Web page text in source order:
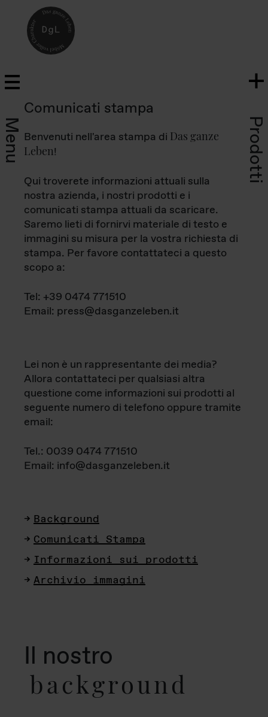
Menu Prodotti
Comunicati stampa
Benvenuti nell'area stampa di Das ganze
Leben!
Qui troverete informazioni attuali sulla
nostra azienda, i nostri prodotti e i
comunicati stampa attuali da scaricare.
Saremo lieti di fornirvi materiale di testo e
immagini su misura per la vostra richiesta di
stampa. Per favore contattateci a questo
scopo a:
Tel: +39 0474 771510
Email: press@dasganzeleben.it
Lei non è un rappresentante dei media?
Allora contattateci per qualsiasi altra
questione come informazioni sui prodotti al
seguente numero di telefono oppure tramite
email:
Tel.: 0039 0474 771510
Email: info@dasganzeleben.it
Background
Comunicati Stampa
Informazioni sui prodotti
Archivio immagini
Il nostro
background